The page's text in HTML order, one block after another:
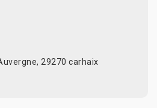
29270 carhaix